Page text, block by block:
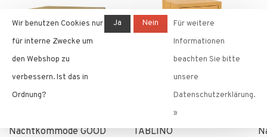
Nachtkommode GOOD TABLINO
Wir benutzen Cookies nur
für interne Zwecke um
den Webshop zu
verbessern. Ist das in
Ordnung?
Ja Nein
Für weitere
Informationen
beachten Sie bitte
unsere
Datenschutzerklärung.
»